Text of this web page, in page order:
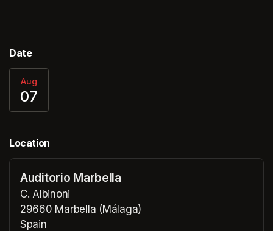
Date
Aug
07
Location
Auditorio Marbella
C. Albinoni
29660 Marbella (Málaga)
Spain